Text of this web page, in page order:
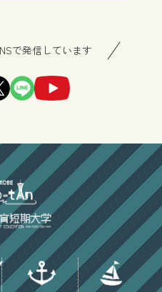
で発信しています